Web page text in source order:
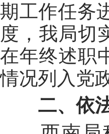
期工作任务
度，我局切
在年终述职
情况列入 党
二、依